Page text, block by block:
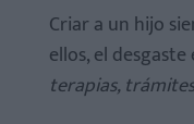
Señales de
Criar a un hijo
ellos, el
terapias,